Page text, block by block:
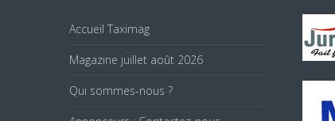
Accueil Taximag
Magazine juillet août 2026
Qui sommes-nous ?